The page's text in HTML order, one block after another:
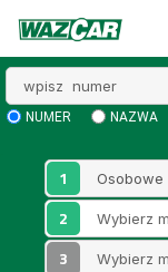
NUMER NAZWA
1
2
3